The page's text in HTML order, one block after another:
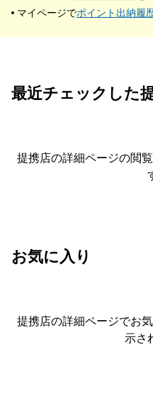
マイページでポイント出納履
最近チェックした
提携店の詳細ページの閲
お気に入り
提携店の詳細ページでお
示さ